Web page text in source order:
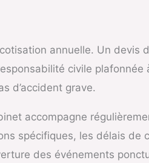
annuelle. Un devis
civile plafonnée
d’accident grave.
accompagne
spécifiques, les délais de
des événements